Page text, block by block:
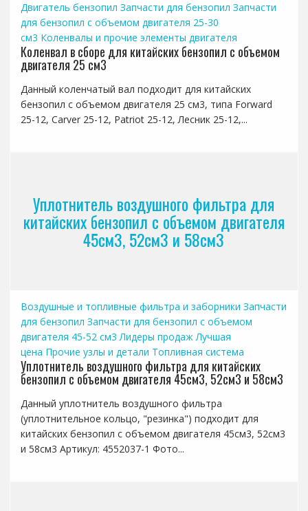
Двигатель бензопил Запчасти для бензопил Запчасти
для бензопил с объемом двигателя 25-30
см3 Коленвалы и прочие элементы двигателя
Коленвал в сборе для китайских бензопил с объемом
двигателя 25 см3
Данный коленчатый вал подходит для китайских
бензопил с объемом двигателя 25 см3, типа Forward
25-12, Carver 25-12, Patriot 25-12, Лесник 25-12,...
Уплотнитель воздушного фильтра для
китайских бензопил с объемом двигателя
45см3, 52см3 и 58см3
Воздушные и топливные фильтра и заборники Запчасти
для бензопил Запчасти для бензопил с объемом
двигателя 45-52 см3 Лидеры продаж Лучшая
цена Прочие узлы и детали Топливная система
Уплотнитель воздушного фильтра для китайских
бензопил с объемом двигателя 45см3, 52см3 и 58см3
Данный уплотнитель воздушного фильтра
(уплотнительное кольцо, "резинка") подходит для
китайских бензопил с объемом двигателя 45см3, 52см3
и 58см3 Артикул: 4552037-1 Фото...